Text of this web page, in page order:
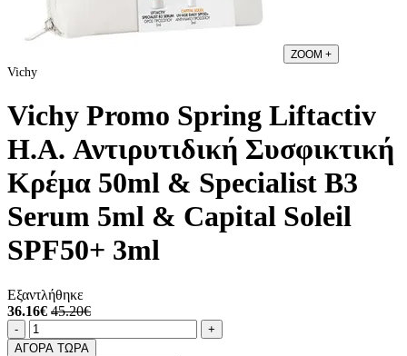
ZOOM +
Vichy
Vichy Promo Spring Liftactiv
H.A. Αντιρυτιδική Συσφικτική
Κρέμα 50ml & Specialist B3
Serum 5ml & Capital Soleil
SPF50+ 3ml
Εξαντλήθηκε
36.16€ 45.20€
Ποσότητα
-product.increase.quantity +
ΑΓΟΡΑ ΤΩΡΑ